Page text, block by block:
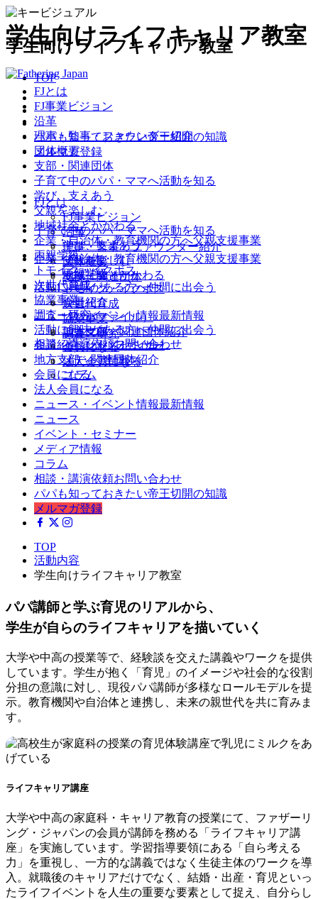
学生向けライフキャリア教室
パパも知っておきたい帝王切開の知識
メルマガ登録
FJとは
FJ事業ビジョン
沿革
理事・監事・ファウンダー紹介
団体概要
支部・関連団体
子育て中のパパ・ママへ活動を知る
学び、支えあう
父親を楽しむ
地域社会とかかわる
企業・自治体・教育機関の方へ父親支援事業
両親学級
トモイク・イクボス
次世代育成
協業事業
調査・研究
活動に興味がある方へ仲間に出会う
会員紹介
（パパファイル）
地方支部・関連団体紹介
会員になる
法人会員になる
ニュース・イベント情報最新情報
ニュース
イベント・セミナー
メディア情報
コラム
相談・講演依頼お問い合わせ
学生向けライフキャリア教室
TOP
FJとは
FJ事業ビジョン
沿革
理事・監事・ファウンダー紹介
団体概要
支部・関連団体
子育て中のパパ・ママへ活動を知る
学び、支えあう
父親を楽しむ
地域社会とかかわる
企業・自治体・教育機関の方へ父親支援事業
両親学級
トモイク・イクボス
次世代育成
協業事業
調査・研究
活動に興味がある方へ仲間に出会う
会員紹介（パパファイル）
地方支部・関連団体紹介
会員になる
法人会員になる
ニュース・イベント情報最新情報
ニュース
イベント・セミナー
メディア情報
コラム
相談・講演依頼お問い合わせ
パパも知っておきたい帝王切開の知識
メルマガ登録
TOP
活動内容
学生向けライフキャリア教室
パパ講師と学ぶ育児のリアルから、
学生が自らのライフキャリアを描いていく
大学や中高の授業等で、経験談を交えた講義やワークを提供
しています。学生が抱く「育児」のイメージや社会的な役割
分担の意識に対し、現役パパ講師が多様なロールモデルを提
示。教育機関や自治体と連携し、未来の親世代を共に育みま
す。
ライフキャリア講座
大学や中高の家庭科・キャリア教育の授業にて、ファザーリ
ング・ジャパンの会員が講師を務める「ライフキャリア講
座」を実施しています。学習指導要領にある「自ら考える
力」を重視し、一方的な講義ではなく生徒主体のワークを導
入。就職後のキャリアだけでなく、結婚・出産・育児といっ
たライフイベントを人生の重要な要素として捉え、自分らし